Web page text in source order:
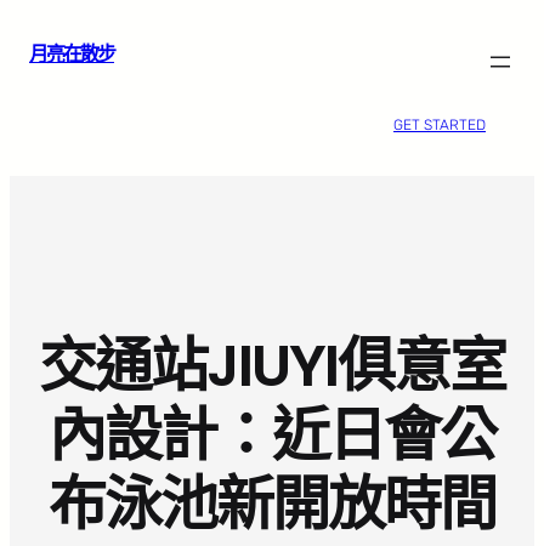
月亮在散步
GET STARTED
交通站JIUYI俱意室
內設計：近日會公
布泳池新開放時間